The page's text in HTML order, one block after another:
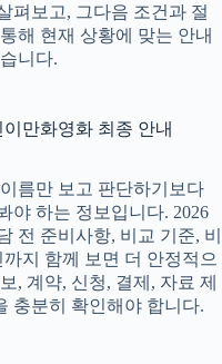
펴보고, 그다음 조건과 절
해 현재 상황에 맞는 안내
니다.
이만화영화 최종 안내
름만 보고 판단하기보다
야 하는 정보입니다. 2026
전 준비사항, 비교 기준, 비
지 함께 보면 더 안정적으
, 계약, 신청, 결제, 자료 제
충분히 확인해야 합니다.